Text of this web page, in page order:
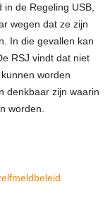
de Regeling USB,
wegen dat ze zijn
In die gevallen kan
RSJ vindt dat niet
worden
denkbaar zijn waarin
worden.